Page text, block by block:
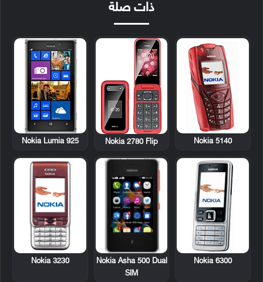
ذات صلة
Nokia 5140
Nokia 2780 Flip
Nokia Lumia 925
Nokia 6300
Nokia Asha 500 Dual
SIM
Nokia 3230